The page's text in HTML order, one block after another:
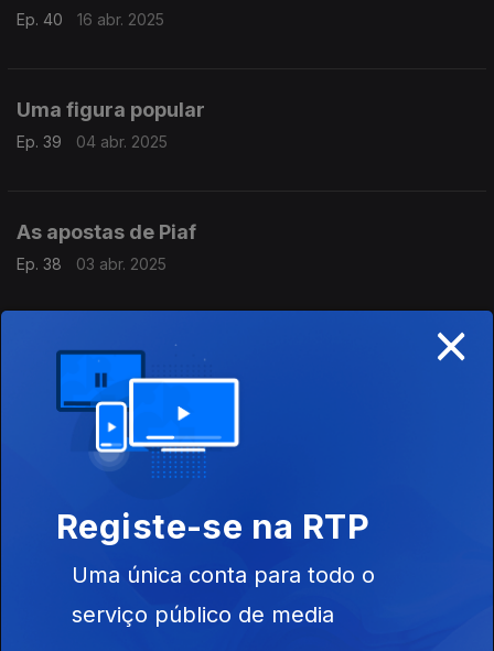
Ep. 40 16 abr. 2025
Uma figura popular
Ep. 39 04 abr. 2025
As apostas de Piaf
Ep. 38 03 abr. 2025
Bom a valer
02 abr. 2025
01 abr. 2025
31 mar. 2025
×
Registe-se na RTP
Uma única conta para todo o
serviço público de media